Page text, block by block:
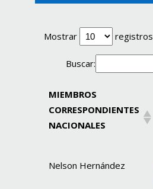
Mostrar registros
Buscar:
MIEMBROS
CORRESPONDIENTES
NACIONALES
Nelson Hernández